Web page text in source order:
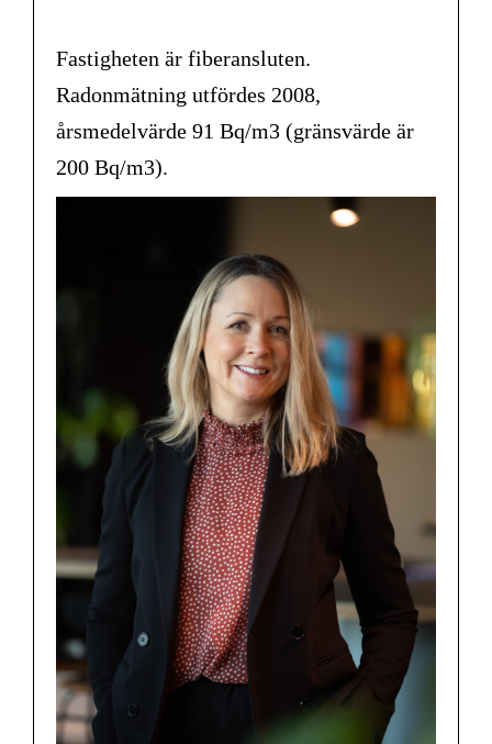
Fastigheten är fiberansluten.
Radonmätning utfördes 2008,
årsmedelvärde 91 Bq/m3 (gränsvärde är
200 Bq/m3).